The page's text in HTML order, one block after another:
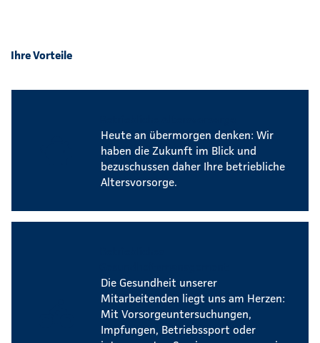
Ihre Vorteile
Heute an übermorgen denken: Wir
haben die Zukunft im Blick und
bezuschussen daher Ihre betriebliche
Altersvorsorge.
Die Gesundheit unserer
Mitarbeitenden liegt uns am Herzen:
Mit Vorsorgeuntersuchungen,
Impfungen, Betriebssport oder